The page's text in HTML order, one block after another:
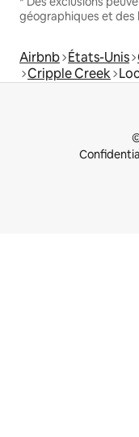
géographiques et des
Airbnb États-Unis
Cripple Creek